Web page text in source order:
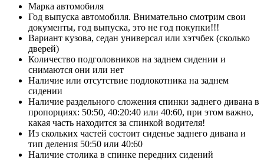
Марка автомобиля
Год выпуска автомобиля. Внимательно смотрим свои
документы, год выпуска, это не год покупки!!!
Вариант кузова, седан универсал или хэтчбек (сколько
дверей)
Количество подголовников на заднем сидении и
снимаются они или нет
Наличие или отсутствие подлокотника на заднем
сидении
Наличие раздельного сложения спинки заднего дивана в
пропорциях: 50:50, 40:20:40 или 40:60, при этом важно,
какая часть находится за спинкой водителя!
Из скольких частей состоит сиденье заднего дивана и
тип деления 50:50 или 40:60
Наличие столика в спинке передних сидений